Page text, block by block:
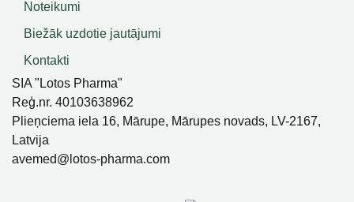
Noteikumi
Biežāk uzdotie jautājumi
Kontakti
SIA "Lotos Pharma"
Reģ.nr. 40103638962
Plieņciema iela 16, Mārupe, Mārupes novads, LV-2167,
Latvija
avemed@lotos-pharma.com